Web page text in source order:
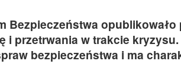
Bezpieczeństwa
i przetrwania w trakcie
bezpieczeństwa i ma